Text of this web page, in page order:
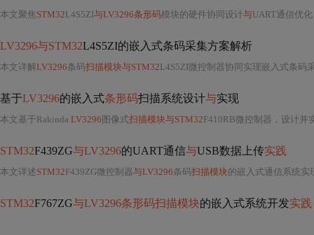
本文聚焦 STM32L4S5ZI与LV3296条形码模块的硬件协同设计与UART通信优
LV3296与STM32L4S5ZI的嵌入式条码采集方案解析
本文详解LV3296条码扫描模块与STM32L4S5ZI微控制器协同实现嵌入式条码采集的完整方案，涵盖硬件接口配置（UART/USB）、UART通信
基于LV3296的嵌入式条形码扫描系统设计与实现
本文基于Rakinda LV3296 图像式扫描模块与STM32F410RB微控制器，设计并
STM32F439ZG与LV3296的UART通信与USB数据上传实践
本文详述STM32F439ZG微控制器与LV3296条码扫描模块的嵌入式通信系统实现，
STM32F767ZG与LV3296条形码扫描模块的嵌入式系统开发实践